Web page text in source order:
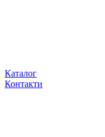
Каталог
Контакти